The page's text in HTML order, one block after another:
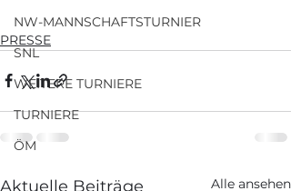
NW-MANNSCHAFTSTURNIER
SNL
WEITERE TURNIERE
TURNIERE
ÖM
PRESSE
Aktuelle Beiträge Alle ansehen